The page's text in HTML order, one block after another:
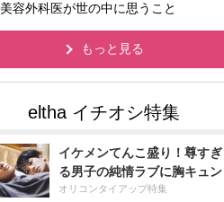
美容外科医が世の中に思うこと
もっと見る
イケメンてんこ盛り！尊すぎ
る男子の純情ラブに胸キュン
オリコンタイアップ特集